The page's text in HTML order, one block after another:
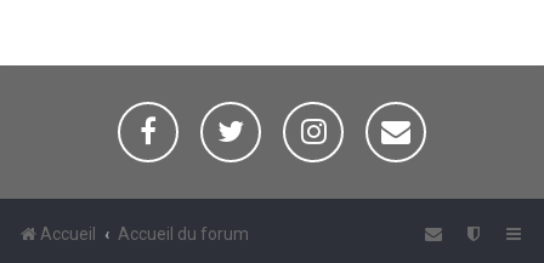
Accueil Accueil du forum